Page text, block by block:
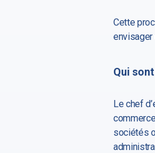
Cette
Qui
Le chef
sociétés